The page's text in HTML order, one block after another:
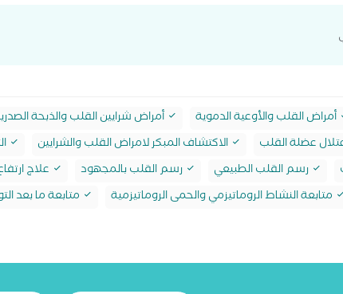
أمراض القلب والأوعية الدموية أمراض شرايين القلب والذبحة
عضلة القلب الاكتشاف المبكر لامراض القلب والشرايين
رسم القلب الطبيعي رسم القلب بالمجهود علاج
متابعة النشاط الروماتيزمي والحمى الروماتيزمية متابعة ما بعد